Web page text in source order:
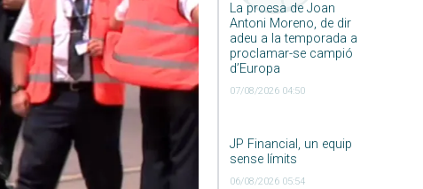
La proesa de Joan
Antoni Moreno, de dir
adeu a la temporada a
proclamar-se campió
d’Europa
07/08/2026 04:50
JP Financial, un equip
sense límits
06/08/2026 05:54